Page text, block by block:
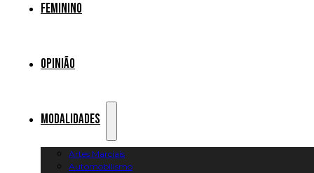
Feminino
Opinião
Modalidades
Artes Marciais
Automobilismo